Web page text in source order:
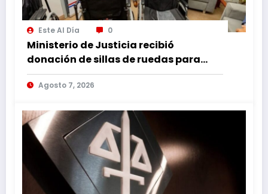
Este Al Día 0
Ministerio de Justicia recibió
donación de sillas de ruedas para
internos vulnerables
Agosto 7, 2026